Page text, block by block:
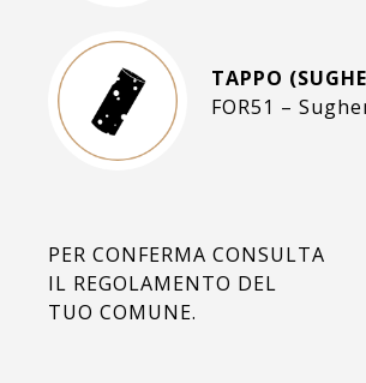
TAPPO
FOR51 –
PER CONFERMA CONSULTA
IL REGOLAMENTO DEL
TUO COMUNE.